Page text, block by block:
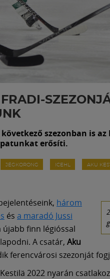
szezonban is az
erősíti.
JÉGKORONG ICEHL AKU
három
és a maradó Jussi
újabb finn légióssal
A csatár, Aku
ferencvárosi szezonját
2022 nyarán